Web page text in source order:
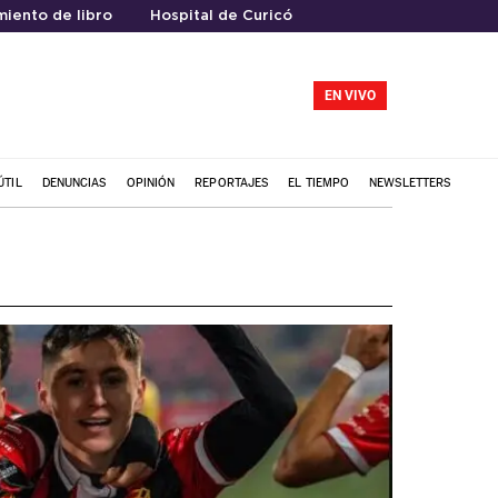
de libro Hospital de Curicó
EN VIVO
DENUNCIAS OPINIÓN REPORTAJES EL TIEMPO NEWSLETTERS